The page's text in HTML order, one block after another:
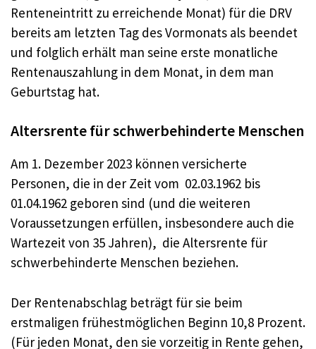
Renteneintritt zu erreichende Monat) für die DRV
bereits am letzten Tag des Vormonats als beendet
und folglich erhält man seine erste monatliche
Rentenauszahlung in dem Monat, in dem man
Geburtstag hat.
Altersrente für schwerbehinderte Menschen
Am 1. Dezember 2023 können versicherte
Personen, die in der Zeit vom 02.03.1962 bis
01.04.1962 geboren sind (und die weiteren
Voraussetzungen erfüllen, insbesondere auch die
Wartezeit von 35 Jahren), die Altersrente für
schwerbehinderte Menschen beziehen.
Der Rentenabschlag beträgt für sie beim
erstmaligen frühestmöglichen Beginn 10,8 Prozent.
(Für jeden Monat, den sie vorzeitig in Rente gehen,